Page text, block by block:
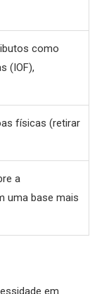
como
(IOF),
físicas (retirar
a
uma base mais
em